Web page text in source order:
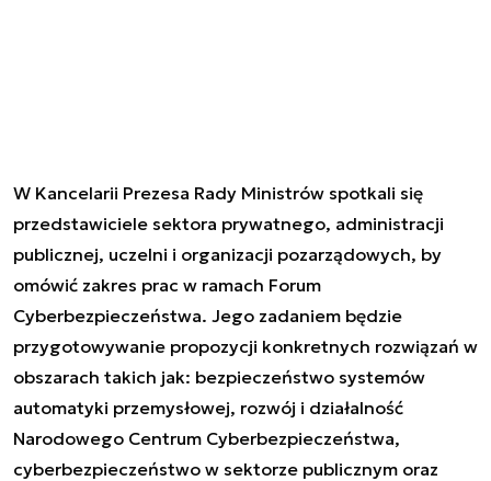
W Kancelarii Prezesa Rady Ministrów spotkali się
przedstawiciele sektora prywatnego, administracji
publicznej, uczelni i organizacji pozarządowych, by
omówić zakres prac w ramach Forum
Cyberbezpieczeństwa. Jego zadaniem będzie
przygotowywanie propozycji konkretnych rozwiązań w
obszarach takich jak: bezpieczeństwo systemów
automatyki przemysłowej, rozwój i działalność
Narodowego Centrum Cyberbezpieczeństwa,
cyberbezpieczeństwo w sektorze publicznym oraz